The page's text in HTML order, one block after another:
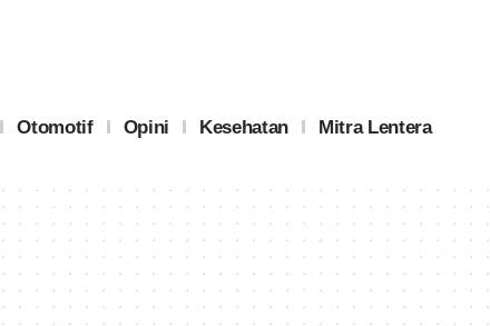
Otomotif Opini Kesehatan Mitra Lentera